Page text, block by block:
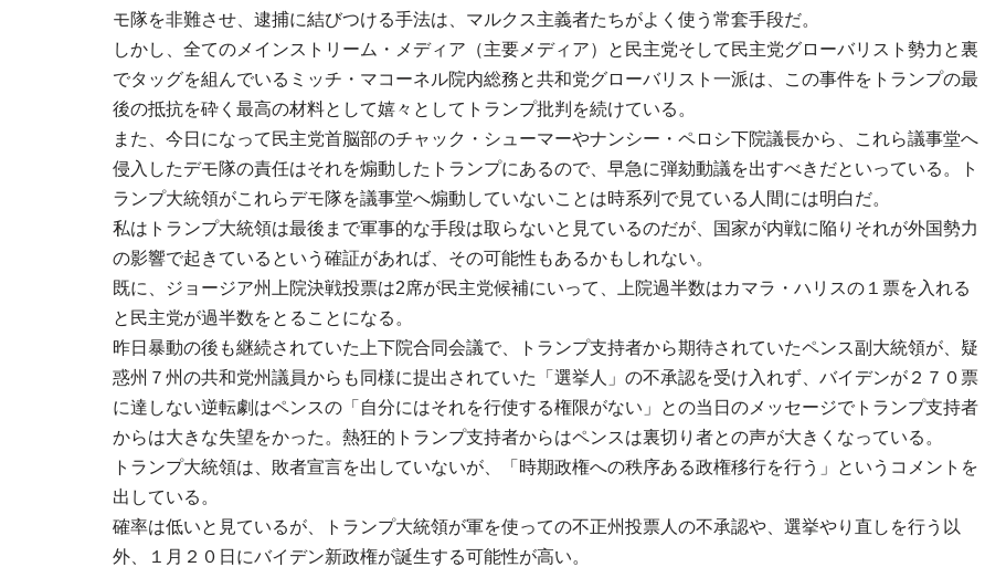
モ隊を非難させ、逮捕に結びつける手法は、マルクス主義者たちがよく使う常套手段だ。
しかし、全てのメインストリーム・メディア（主要メディア）と民主党そして民主党グローバリスト勢力と裏
でタッグを組んでいるミッチ・マコーネル院内総務と共和党グローバリスト一派は、この事件をトランプの最
後の抵抗を砕く最高の材料として嬉々としてトランプ批判を続けている。
また、今日になって民主党首脳部のチャック・シューマーやナンシー・ペロシ下院議長から、これら議事堂へ
侵入したデモ隊の責任はそれを煽動したトランプにあるので、早急に弾劾動議を出すべきだといっている。ト
ランプ大統領がこれらデモ隊を議事堂へ煽動していないことは時系列で見ている人間には明白だ。
私はトランプ大統領は最後まで軍事的な手段は取らないと見ているのだが、国家が内戦に陥りそれが外国勢力
の影響で起きているという確証があれば、その可能性もあるかもしれない。
既に、ジョージア州上院決戦投票は2席が民主党候補にいって、上院過半数はカマラ・ハリスの１票を入れる
と民主党が過半数をとることになる。
昨日暴動の後も継続されていた上下院合同会議で、トランプ支持者から期待されていたペンス副大統領が、疑
惑州７州の共和党州議員からも同様に提出されていた「選挙人」の不承認を受け入れず、バイデンが２７０票
に達しない逆転劇はペンスの「自分にはそれを行使する権限がない」との当日のメッセージでトランプ支持者
からは大きな失望をかった。熱狂的トランプ支持者からはペンスは裏切り者との声が大きくなっている。
トランプ大統領は、敗者宣言を出していないが、「時期政権への秩序ある政権移行を行う」というコメントを
出している。
確率は低いと見ているが、トランプ大統領が軍を使っての不正州投票人の不承認や、選挙やり直しを行う以
外、１月２０日にバイデン新政権が誕生する可能性が高い。